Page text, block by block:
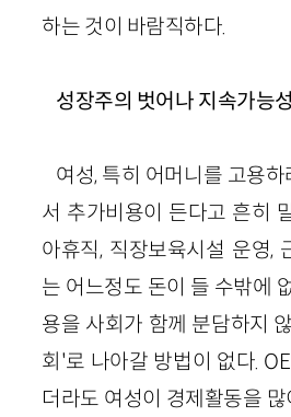
하는 것이 바람직하다.
성장주의 벗어나 지속가능
여성, 특히 어머니를 고용
서 추가비용이 든다고 흔히
아휴직, 직장보육시설 운영,
는 어느정도 돈이 들 수밖에
용을 사회가 함께 분담하지
회'로 나아갈 방법이 없다.
더라도 여성이 경제활동을